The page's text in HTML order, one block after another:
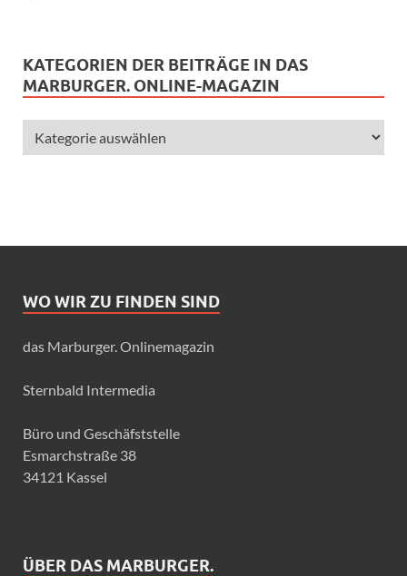
KATEGORIEN DER BEITRÄGE IN DAS
MARBURGER. ONLINE-MAGAZIN
WO WIR ZU FINDEN SIND
das Marburger. Onlinemagazin
Sternbald Intermedia
Büro und Geschäfststelle
Esmarchstraße 38
34121 Kassel
ÜBER DAS MARBURGER.